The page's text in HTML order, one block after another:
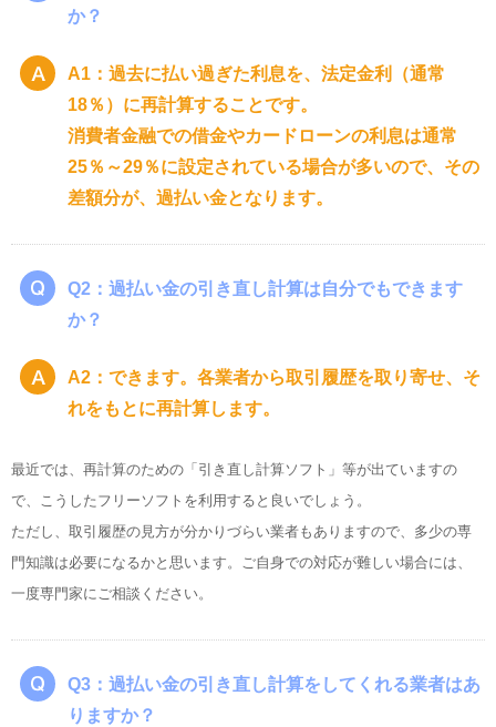
か？
A1：過去に払い過ぎた利息を、法定金利（通常
18％）に再計算することです。
消費者金融での借金やカードローンの利息は通常
25％～29％に設定されている場合が多いので、その
差額分が、過払い金となります。
Q2：過払い金の引き直し計算は自分でもできます
か？
A2：できます。各業者から取引履歴を取り寄せ、そ
れをもとに再計算します。
最近では、再計算のための「引き直し計算ソフト」等が出ていますの
で、こうしたフリーソフトを利用すると良いでしょう。
ただし、取引履歴の見方が分かりづらい業者もありますので、多少の専
門知識は必要になるかと思います。ご自身での対応が難しい場合には、
一度専門家にご相談ください。
Q3：過払い金の引き直し計算をしてくれる業者はあ
りますか？